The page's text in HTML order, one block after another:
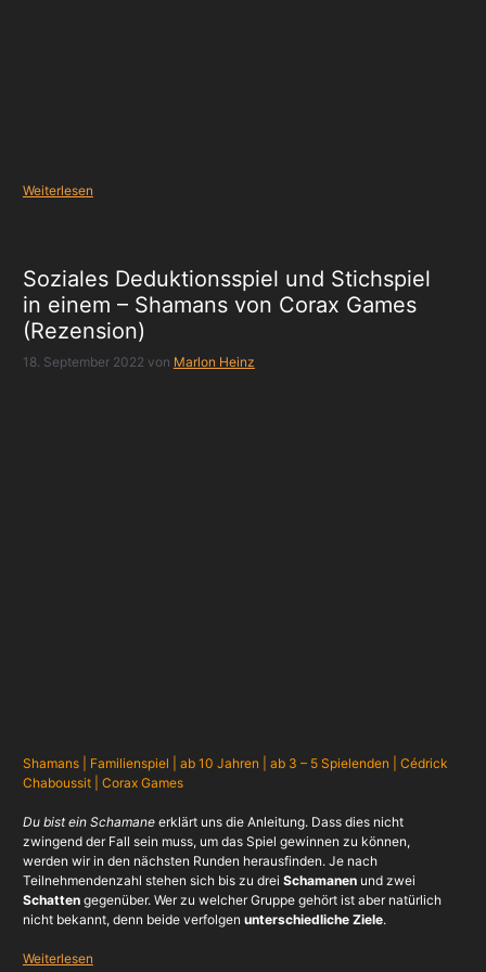
Weiterlesen
Soziales Deduktionsspiel und Stichspiel
in einem – Shamans von Corax Games
(Rezension)
18. September 2022 von Marlon Heinz
Shamans | Familienspiel | ab 10 Jahren | ab 3 – 5 Spielenden | Cédrick
Chaboussit | Corax Games
Du bist ein Schamaneerklärt uns die Anleitung. Dass dies nicht
zwingend der Fall sein muss, um das Spiel gewinnen zu können,
werden wir in den nächsten Runden herausfinden. Je nach
Teilnehmendenzahl stehen sich bis zu drei Schamanenund zwei
Schattengegenüber. Wer zu welcher Gruppe gehört ist aber natürlich
nicht bekannt, denn beide verfolgen unterschiedliche Ziele.
Weiterlesen